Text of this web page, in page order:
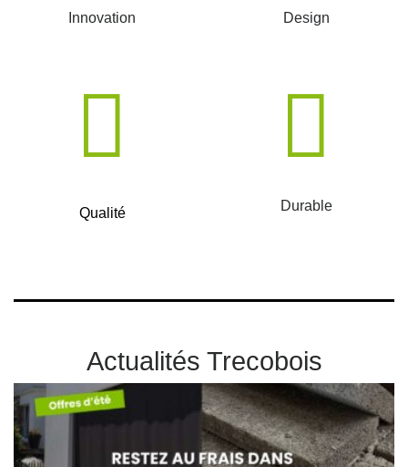
Innovation Design
Qualité Durable
Actualités Trecobois